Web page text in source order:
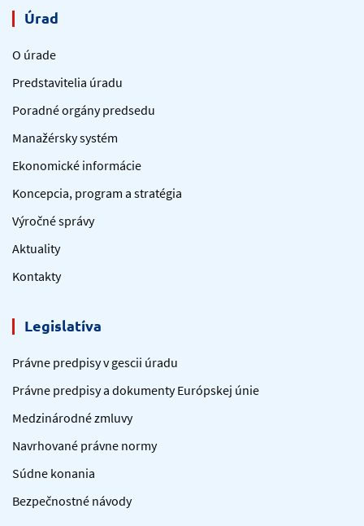
Úrad
O úrade
Predstavitelia úradu
Poradné orgány predsedu
Manažérsky systém
Ekonomické informácie
Koncepcia, program a stratégia
Výročné správy
Aktuality
Kontakty
Legislatíva
Právne predpisy v gescii úradu
Právne predpisy a dokumenty Európskej únie
Medzinárodné zmluvy
Navrhované právne normy
Súdne konania
Bezpečnostné návody